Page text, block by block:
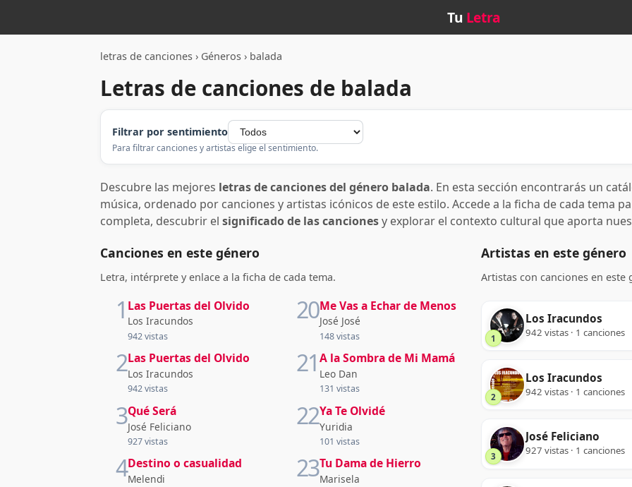
Tu Letra
letras de canciones › Géneros › balada
Letras de canciones de balada
Filtrar por sentimiento
Para filtrar canciones y artistas elige el sentimiento.
Descubre las mejores letras de canciones del género balada. En esta sección encontrarás un
música, ordenado por canciones y artistas icónicos de este estilo. Accede a la ficha de cada tema
completa, descubrir el significado de las cancionesy explorar el contexto cultural que aporta
Canciones en este género
Letra, intérprete y enlace a la ficha de cada tema.
1 Las Puertas del Olvido
Los Iracundos
942 vistas
2Las Puertas del Olvido
Los Iracundos
942 vistas
3Qué Será
José Feliciano
927 vistas
4Destino o casualidad
Melendi
20Me Vas a Echar de Menos
José José
148 vistas
21A la Sombra de Mi Mamá
Leo Dan
131 vistas
22Ya Te Olvidé
Yuridia
101 vistas
23Tu Dama de Hierro
Marisela
Artistas en este género
Artistas con canciones en este
1
Los Iracundos
942 vistas · 1 canciones
2
Los Iracundos
942 vistas · 1 canciones
3
José Feliciano
927 vistas · 1 canciones